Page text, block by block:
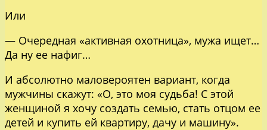
Или
— Очередная «активная охотница», мужа ищет…
Да ну ее нафиг…
И абсолютно маловероятен вариант, когда
мужчины скажут: «О, это моя судьба! С этой
женщиной я хочу создать семью, стать отцом ее
детей и купить ей квартиру, дачу и машину».